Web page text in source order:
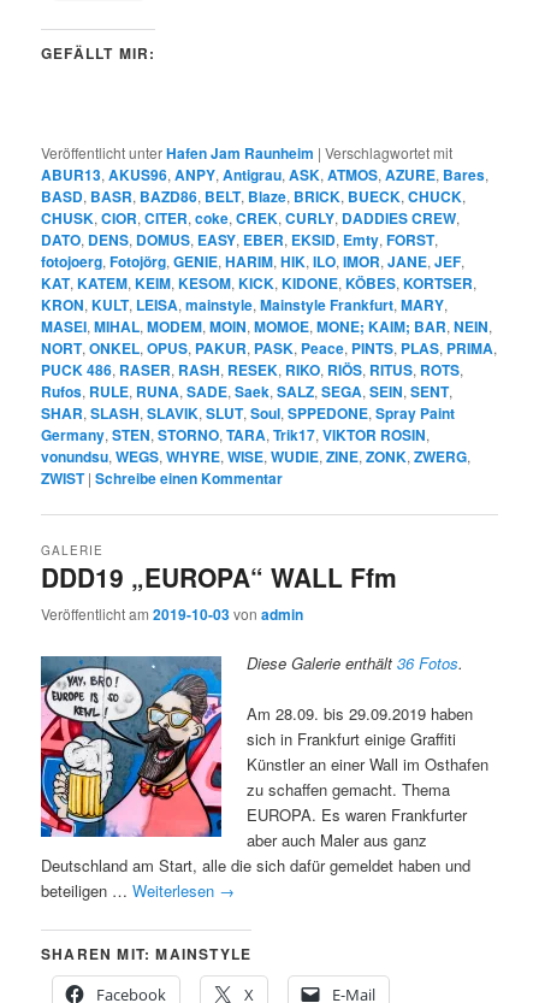
GEFÄLLT MIR:
Veröffentlicht unterHafen Jam Raunheim |Verschlagwortet mit
ABUR13,AKUS96,ANPY,Antigrau,ASK,ATMOS,AZURE, Bares,
BASD, BASR, BAZD86, BELT, Blaze, BRICK, BUECK,CHUCK,
CHUSK,CIOR,CITER,coke,CREK,CURLY, DADDIES CREW,
DATO, DENS, DOMUS, EASY, EBER, EKSID, Emty,FORST,
fotojoerg,Fotojörg,GENIE,HARIM,HIK,ILO,IMOR,JANE,JEF,
KAT,KATEM,KEIM,KESOM,KICK,KIDONE,KÖBES,KORTSER,
KRON,KULT, LEISA,mainstyle,Mainstyle Frankfurt,MARY,
MASEI,MIHAL,MODEM,MOIN,MOMOE,MONE; KAIM; BAR,NEIN,
NORT,ONKEL,OPUS, PAKUR, PASK, Peace, PINTS, PLAS, PRIMA,
PUCK 486, RASER, RASH, RESEK, RIKO, RIÖS, RITUS, ROTS,
Rufos, RULE, RUNA,SADE,Saek,SALZ,SEGA,SEIN,SENT,
SHAR,SLASH,SLAVIK,SLUT,Soul,SPPEDONE,Spray Paint
Germany,STEN,STORNO,TARA,Trik17,VIKTOR ROSIN,
vonundsu,WEGS,WHYRE,WISE,WUDIE,ZINE,ZONK,ZWERG,
ZWIST |Schreibe einen Kommentar
DDD19 „EUROPA“ WALL Ffm
GALERIE
Veröffentlicht am2019-10-03vonadmin
Diese Galerie enthält36 Fotos.
Am 28.09. bis 29.09.2019 haben
sich in Frankfurt einige Graffiti
Künstler an einer Wall im Osthafen
zu schaffen gemacht. Thema
EUROPA. Es waren Frankfurter
aber auch Maler aus ganz
Deutschland am Start, alle die sich dafür gemeldet haben und
beteiligen …Weiterlesen →
SHAREN MIT: MAINSTYLE
Facebook
X E-Mail